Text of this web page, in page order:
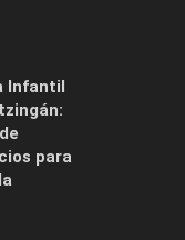
Infantil
para